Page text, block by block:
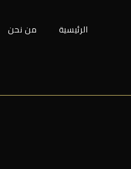
الرئيسية من نحن